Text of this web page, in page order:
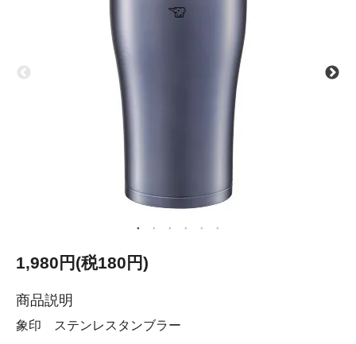
1,980円(税180円)
商品説明
象印 ステンレスタンブラー